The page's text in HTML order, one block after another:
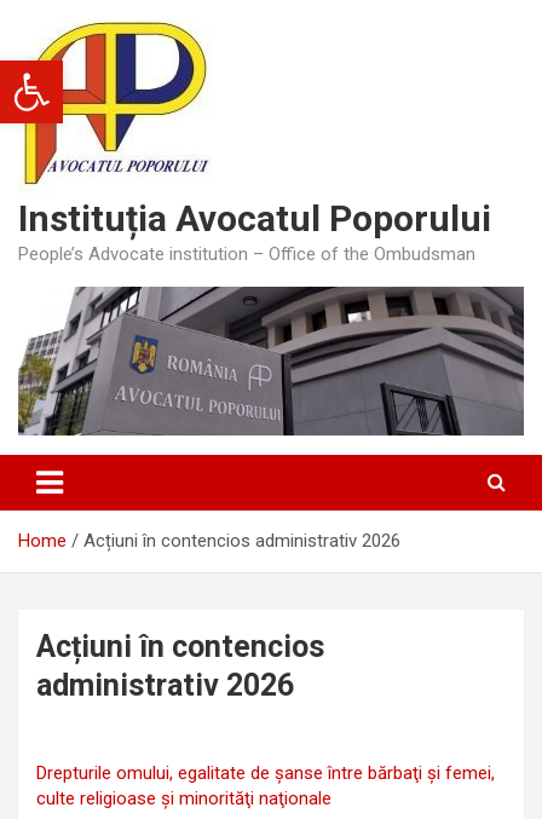
Deschide bara de unelte
content
Instituția Avocatul Poporului
People’s Advocate institution – Office of the Ombudsman
Home Acțiuni în contencios administrativ 2026
Acțiuni în contencios
administrativ 2026
Drepturile omului, egalitate de şanse între bărbaţi şi femei,
culte religioase şi minorităţi naţionale